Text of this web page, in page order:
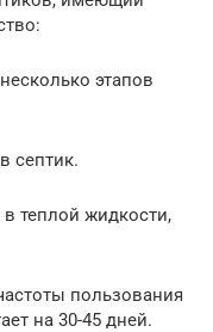
этапов
септик.
теплой жидкости,
пользования
на 30-45 дней.